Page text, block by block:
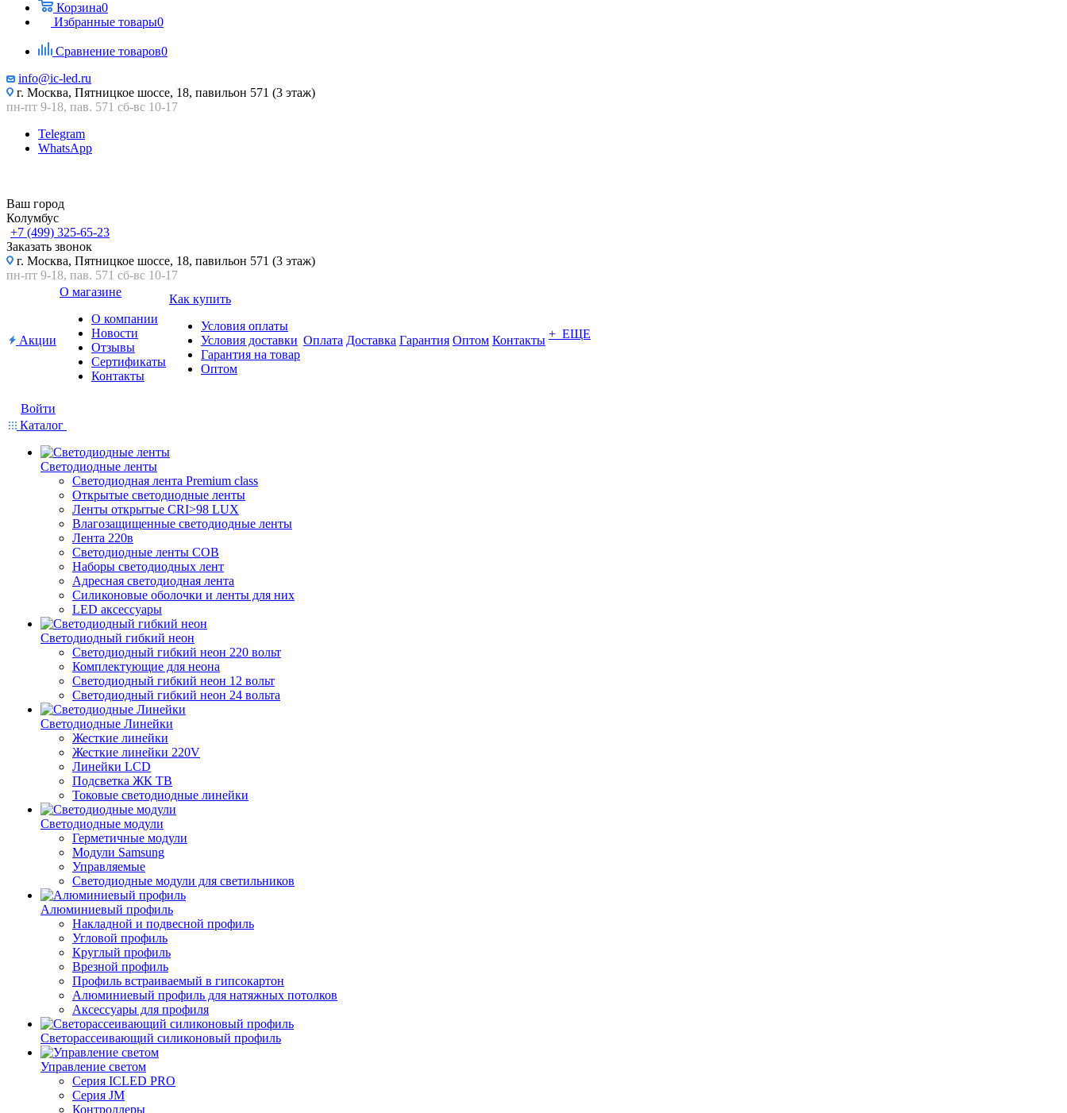
Корзина0
Избранные товары0
Сравнение товаров0
info@ic-led.ru
г. Москва, Пятницкое шоссе, 18, павильон 571 (3 этаж)
пн-пт 9-18, пав. 571 сб-вс 10-17
Telegram
WhatsApp
Ваш город
Колумбус
+7 (499) 325-65-23
Заказать звонок
г. Москва, Пятницкое шоссе, 18, павильон 571 (3 этаж)
пн-пт 9-18, пав. 571 сб-вс 10-17
Акции
О магазине
О компании
Новости
Отзывы
Сертификаты
Контакты
Как купить
Условия оплаты
Условия доставки
Гарантия на товар
Оптом
Оплата Доставка Гарантия Оптом Контакты + ЕЩЕ
Войти
Каталог
Светодиодные ленты
Светодиодная лента Premium class
Открытые светодиодные ленты
Ленты открытые CRI>98 LUX
Влагозащищенные светодиодные ленты
Лента 220в
Светодиодные ленты COB
Наборы светодиодных лент
Адресная светодиодная лента
Силиконовые оболочки и ленты для них
LED аксессуары
Светодиодный гибкий неон
Светодиодный гибкий неон 220 вольт
Комплектующие для неона
Светодиодный гибкий неон 12 вольт
Светодиодный гибкий неон 24 вольта
Светодиодные Линейки
Жесткие линейки
Жесткие линейки 220V
Линейки LCD
Подсветка ЖК ТВ
Токовые светодиодные линейки
Светодиодные модули
Герметичные модули
Модули Samsung
Управляемые
Светодиодные модули для светильников
Алюминиевый профиль
Накладной и подвесной профиль
Угловой профиль
Круглый профиль
Врезной профиль
Профиль встраиваемый в гипсокартон
Алюминиевый профиль для натяжных потолков
Аксессуары для профиля
Светорассеивающий силиконовый профиль
Управление светом
Серия ICLED PRO
Серия JM
Контроллеры